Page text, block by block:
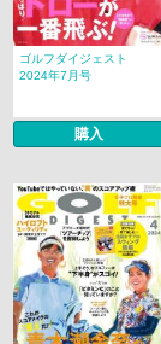
ゴルフダイジェスト
2024年7月号
購入